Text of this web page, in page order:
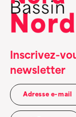
Inscrivez-
newsletter